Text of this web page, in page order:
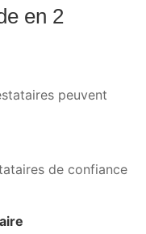
en 2
peuvent
de confiance